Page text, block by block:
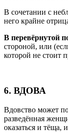
В сочетании с
него крайне
В перевёрнутой
стороной, или
которой не стоит
6. ВДОВА
Вдовство может
разведённая
оказаться и тёща,